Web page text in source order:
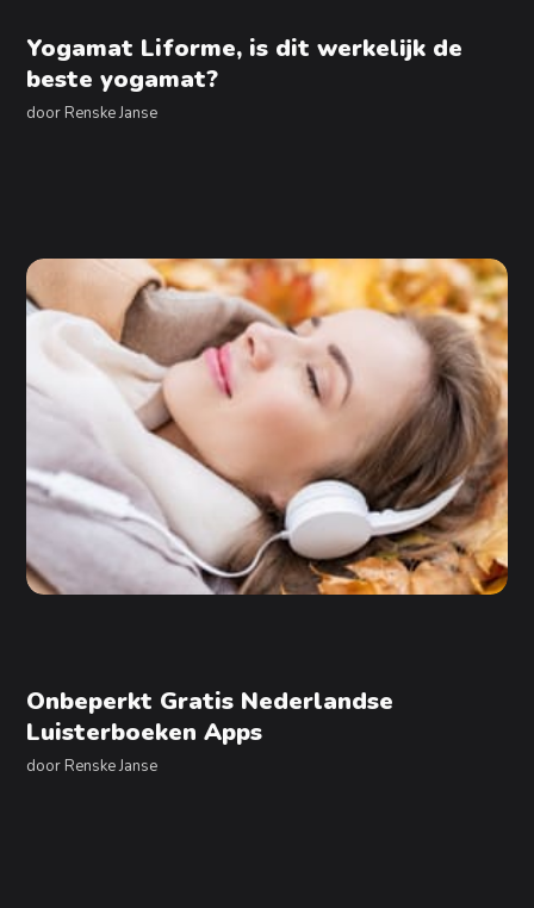
Yogamat Liforme, is dit werkelijk de
beste yogamat?
door Renske Janse
Onbeperkt Gratis Nederlandse
Luisterboeken Apps
door Renske Janse